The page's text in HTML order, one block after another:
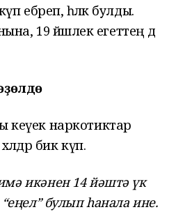
ебәреп, һәләк булды.
19 йәшлек егеттең дә
кеүек наркотиктар
бик күп.
икәнен 14 йәштә үк
булып һанала ине.